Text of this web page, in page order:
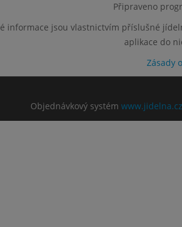
Připraveno
informace jsou vlastnictvím příslušné
aplikace do
Zásady
Objednávkový systém www.jidelna.cz